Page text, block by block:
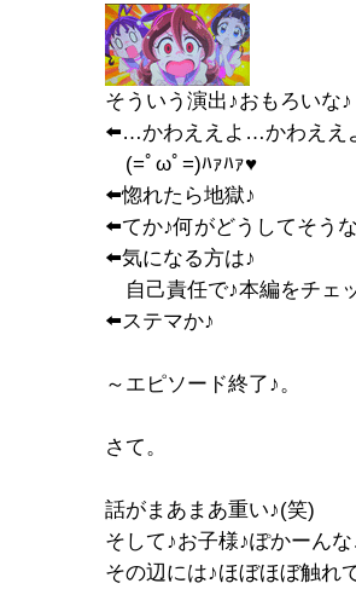
そういう演出♪おもろいな♪
⬅️…かわええよ…かわええ
(=ﾟωﾟ=)ﾊｧﾊｧ♥️
⬅️惚れたら地獄♪
⬅️てか♪何がどうしてそう
⬅️気になる方は♪
自己責任で♪本編をチェ
⬅️ステマか♪
～エピソード終了♪。
さて。
話がまあまあ重い♪(笑)
そして♪お子様♪ぽかーん
その辺には♪ほぼほぼ触れ